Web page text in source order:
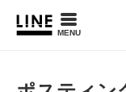
MENU